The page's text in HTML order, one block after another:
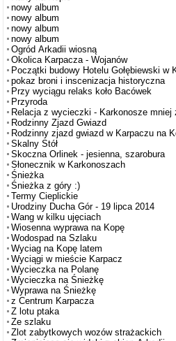
nowy album
nowy album
nowy album
nowy album
Ogród Arkadii wiosną
Okolica Karpacza - Wojanów
Początki budowy Hotelu Gołębiewski w
pokaz broni i inscenizacja historyczna
Przy wyciągu relaks koło Bacówek
Przyroda
Relacja z wycieczki - Karkonosze mniej
Rodzinny Zjazd Gwiazd
Rodzinny zjazd gwiazd w Karpaczu na
Skalny Stół
Skoczna Orlinek - jesienna, szarobura
Słonecznik w Karkonoszach
Śnieżka
Śnieżka z góry :)
Termy Cieplickie
Urodziny Ducha Gór - 19 lipca 2014
Wang w kilku ujęciach
Wiosenna wyprawa na Kopę
Wodospad na Szlaku
Wyciag na Kopę latem
Wyciągi w mieście Karpacz
Wycieczka na Polanę
Wycieczka na Śnieżkę
Wyprawa na Śnieżkę
z Centrum Karpacza
Z lotu ptaka
Ze szlaku
Zlot zabytkowych wozów strażackich